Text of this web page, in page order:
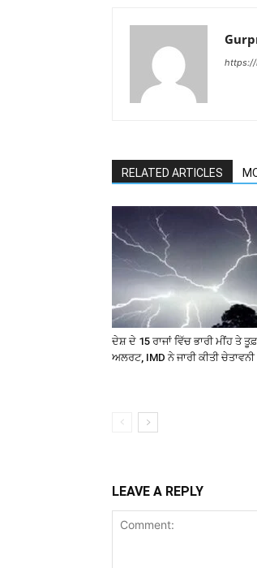
https://
RELATED ARTICLES
ਦੇਸ਼ ਦੇ 15 ਰਾਜਾਂ ਵਿੱਚ ਭਾਰੀ ਮੀਂਹ ਤੇ
ਅਲਰਟ, IMD ਨੇ ਜਾਰੀ ਕੀਤੀ ਚੇਤਾਵਨੀ
LEAVE A REPLY